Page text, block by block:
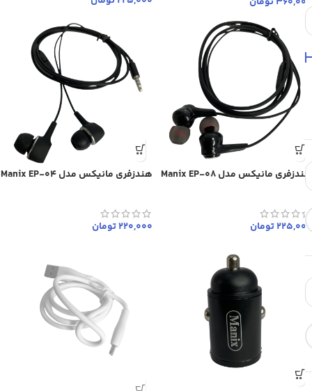
هندزفری مانیکس مدل Manix EP-08
225,000تومان
هندزفری مانیکس مدل Manix EP-04
220,000تومان